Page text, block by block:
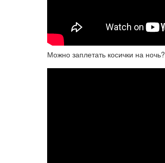
Можно заплетать косички на ночь?